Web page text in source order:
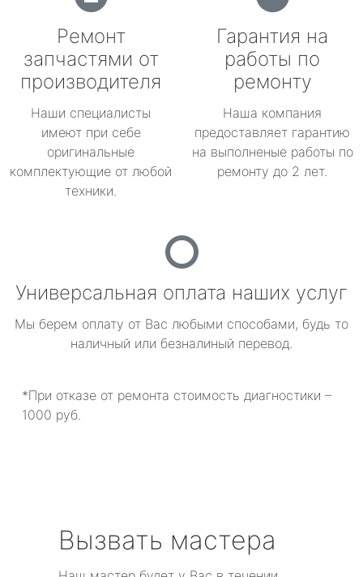
Ремонт
запчастями от
производителя
Наши специалисты
имеют при себе
оригинальные
комплектующие от любой
техники.
Гарантия на
работы по
ремонту
Наша компания
предоставляет гарантию
на выполненые работы по
ремонту до 2 лет.
Универсальная оплата наших услуг
Мы берем оплату от Вас любыми способами, будь то
наличный или безналиный перевод.
*При отказе от ремонта стоимость диагностики –
1000 руб.
Вызвать мастера